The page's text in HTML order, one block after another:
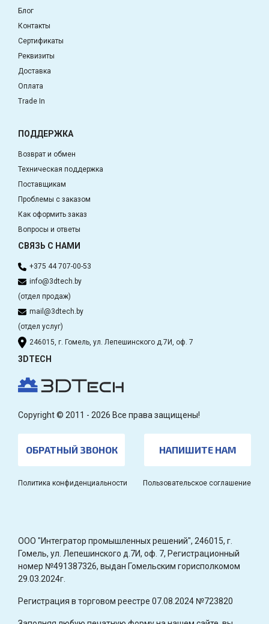
Блог
Контакты
Сертификаты
Реквизиты
Доставка
Оплата
Trade In
ПОДДЕРЖКА
Возврат и обмен
Техническая поддержка
Поставщикам
Проблемы с заказом
Как оформить заказ
Вопросы и ответы
СВЯЗЬ С НАМИ
+375 44 707-00-53
info@3dtech.by
(отдел продаж)
mail@3dtech.by
(отдел услуг)
246015, г. Гомель, ул. Лепешинского д.7И, оф. 7
3DTECH
Copyright © 2011 - 2026 Все права защищены!
ОБРАТНЫЙ ЗВОНОК НАПИШИТЕ НАМ
Политика конфиденциальности Пользовательское соглашение
OOO "Интегратор промышленных решений", 246015, г.
Гомель, ул. Лепешинского д.7И, оф. 7, Регистрационный
номер №491387326, выдан Гомельским горисполкомом
29.03.2024г.
Регистрация в торговом реестре 07.08.2024 №723820